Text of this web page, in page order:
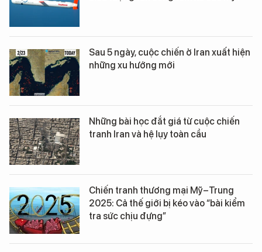
Sau 5 ngày, cuộc chiến ở Iran xuất hiện
những xu hướng mới
Những bài học đắt giá từ cuộc chiến
tranh Iran và hệ lụy toàn cầu
Chiến tranh thương mại Mỹ–Trung
2025: Cả thế giới bị kéo vào “bài kiểm
tra sức chịu đựng”